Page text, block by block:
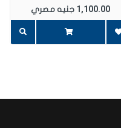
1,100.00 جنيه مصري